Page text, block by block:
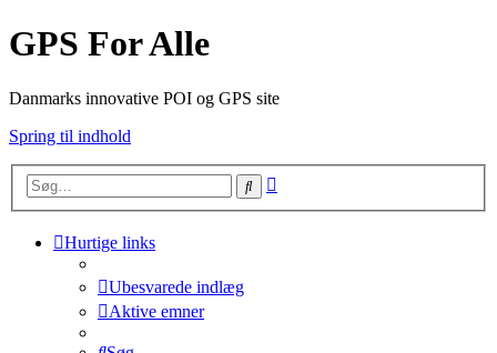
GPS For Alle
Danmarks innovative POI og GPS site
Spring til indhold
Søg
Hurtige links
Ubesvarede indlæg
Aktive emner